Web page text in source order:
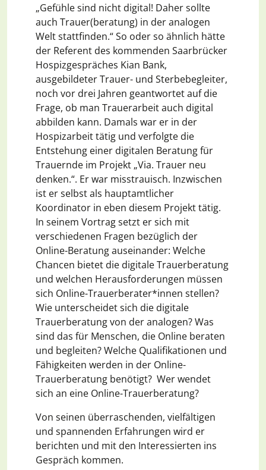
„Gefühle sind nicht digital! Daher sollte
auch Trauer(beratung) in der analogen
Welt stattfinden.“ So oder so ähnlich hätte
der Referent des kommenden Saarbrücker
Hospizgespräches Kian Bank,
ausgebildeter Trauer- und Sterbebegleiter,
noch vor drei Jahren geantwortet auf die
Frage, ob man Trauerarbeit auch digital
abbilden kann. Damals war er in der
Hospizarbeit tätig und verfolgte die
Entstehung einer digitalen Beratung für
Trauernde im Projekt „Via. Trauer neu
denken.“. Er war misstrauisch. Inzwischen
ist er selbst als hauptamtlicher
Koordinator in eben diesem Projekt tätig.
In seinem Vortrag setzt er sich mit
verschiedenen Fragen bezüglich der
Online-Beratung auseinander: Welche
Chancen bietet die digitale Trauerberatung
und welchen Herausforderungen müssen
sich Online-Trauerberater*innen stellen?
Wie unterscheidet sich die digitale
Trauerberatung von der analogen? Was
sind das für Menschen, die Online beraten
und begleiten? Welche Qualifikationen und
Fähigkeiten werden in der Online-
Trauerberatung benötigt? Wer wendet
sich an eine Online-Trauerberatung?
Von seinen überraschenden, vielfältigen
und spannenden Erfahrungen wird er
berichten und mit den Interessierten ins
Gespräch kommen.